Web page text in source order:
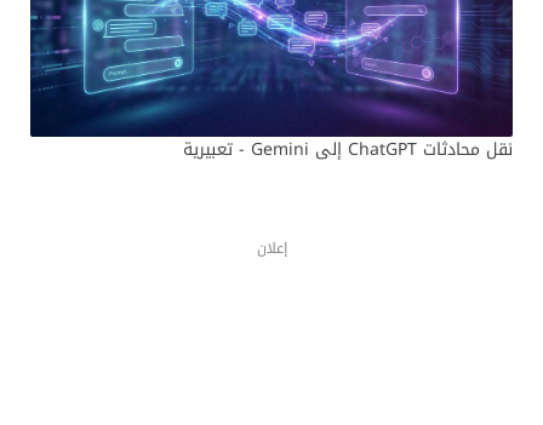
نقل محادثات ChatGPT إلى Gemini - تعبيرية
إعلان